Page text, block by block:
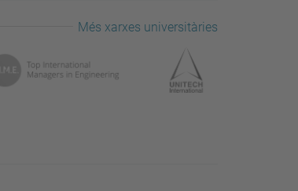
Més xarxes universitàries